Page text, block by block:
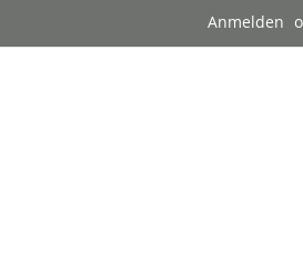
Anmelden